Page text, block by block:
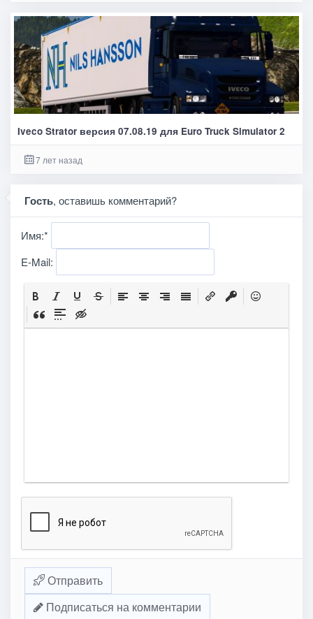
Iveco Strator версия 07.08.19 для Euro Truck Simulator 2
7 лет назад
Гость, оставишь комментарий?
Имя:*
E-Mail:
Отправить
Подписаться на комментарии